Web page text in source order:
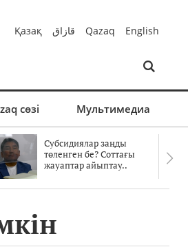
Қазақ قازاق Qazaq English
сөзі Мультимедиа
Субсидиялар заңды
төленген бе? Соттағы
жауаптар айыптау..